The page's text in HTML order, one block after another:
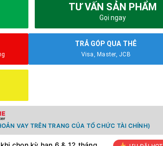
TƯ VẤN SẢN PHẨM
Gọi ngay
TRẢ GÓP QUA THẺ
Visa, Master, JCB
VAY TRÊN TRANG CỦA TỔ CHỨC TÀI CHÍNH)